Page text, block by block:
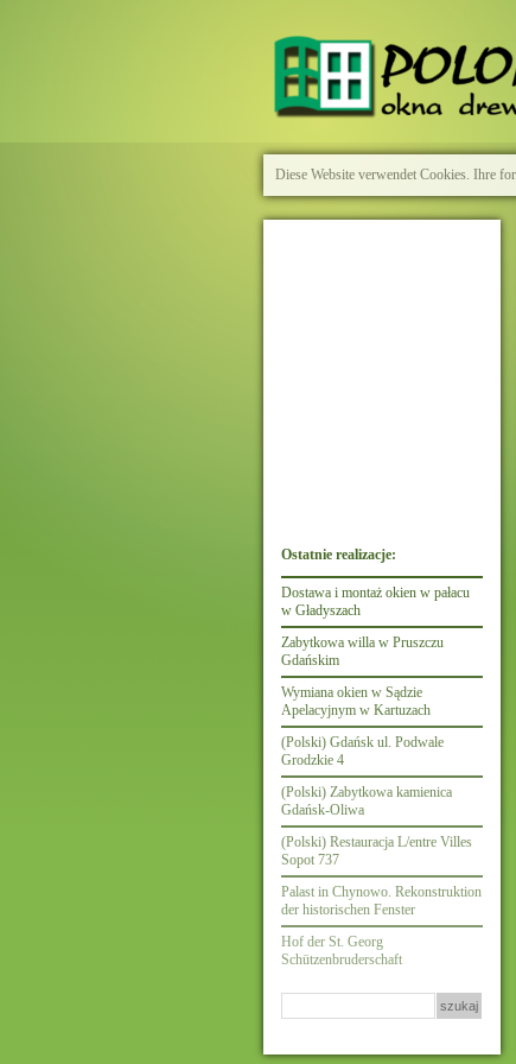
Diese Website verwendet Cookies. Ihre
Ostatnie realizacje:
Dostawa i montaż okien w pałacu
w Gładyszach
Zabytkowa willa w Pruszczu
Gdańskim
Wymiana okien w Sądzie
Apelacyjnym w Kartuzach
(Polski) Gdańsk ul. Podwale
Grodzkie 4
(Polski) Zabytkowa kamienica
Gdańsk-Oliwa
(Polski) Restauracja L/entre Villes
Sopot 737
Palast in Chynowo. Rekonstruktion
der historischen Fenster
Hof der St. Georg
Schützenbruderschaft